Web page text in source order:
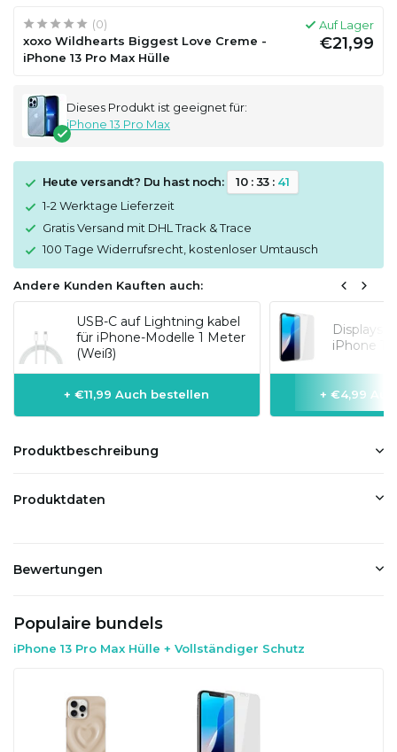
(0)
xoxo Wildhearts Biggest Love Creme -
iPhone 13 Pro Max Hülle
Auf Lager
€21,99
Dieses Produkt ist geeignet für:
iPhone 13 Pro Max
Heute versandt? Du hast noch: 10:33: 41
1-2 Werktage Lieferzeit
Gratis Versand mit DHL Track & Trace
100 Tage Widerrufsrecht, kostenloser Umtausch
Andere Kunden Kauften auch:
USB-C auf Lightning kabel
für iPhone-Modelle 1 Meter
(Weiß)
+ €11,99 Auch bestellen
iPhone
+ €4,99
Produktbeschreibung
Produktdaten
Bewertungen
Populaire bundels
iPhone 13 Pro Max Hülle + Vollständiger Schutz